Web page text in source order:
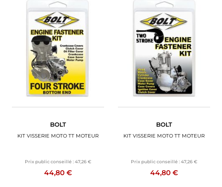
BOLT
KIT VISSERIE MOTO TT MOTEUR
Prix public conseillé :47,26 €
44,80 €
BOLT
KIT VISSERIE MOTO TT MOTEUR
Prix public conseillé :47,26 €
44,80 €